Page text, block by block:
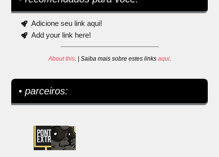
Adicione seu link aqui!
Add your link here!
About this. | Saiba mais sobre estes links aqui.
• parceiros: